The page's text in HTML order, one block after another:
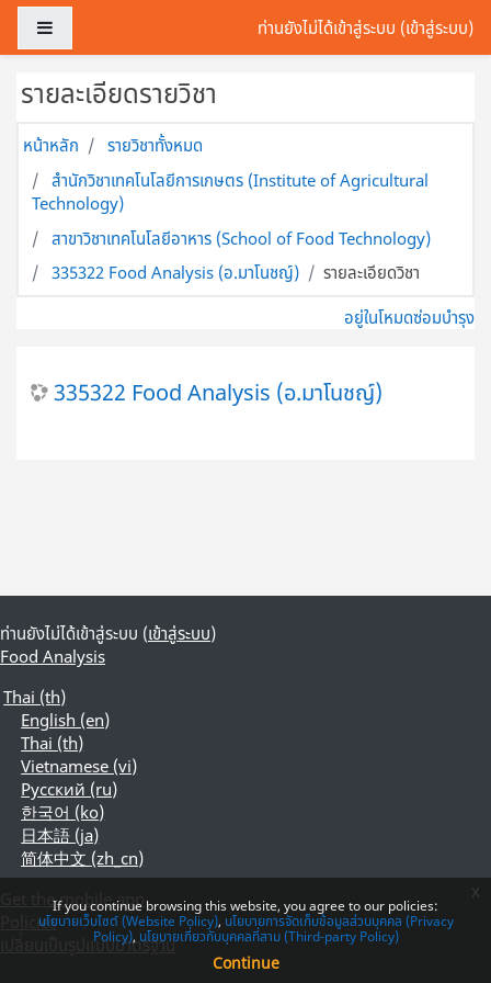
ข้ามไปที่เนื้อหาหลัก
ท่านยังไม่ได้เข้าสู่ระบบ (เข้าสู่ระบบ)
รายละเอียดรายวิชา
หน้าหลัก
รายวิชาทั้งหมด
สำนักวิชาเทคโนโลยีการเกษตร (Institute of Agricultural
Technology)
สาขาวิชาเทคโนโลยีอาหาร (School of Food Technology)
335322 Food Analysis (อ.มาโนชญ์)
รายละเอียดวิชา
อยู่ในโหมดซ่อมบำรุง
335322 Food Analysis (อ.มาโนชญ์)
ท่านยังไม่ได้เข้าสู่ระบบ (เข้าสู่ระบบ)
Food Analysis
Thai ‎(th)‎
English ‎(en)‎
Thai ‎(th)‎
Vietnamese ‎(vi)‎
Русский ‎(ru)‎
한국어 ‎(ko)‎
日本語 ‎(ja)‎
简体中文 ‎(zh_cn)‎
Get the mobile app
Policies
เปลี่ยนเป็นรูปแบบมาตรฐาน
If you continue browsing this website, you agree to our policies:
นโยบายเว็บไซต์ (Website Policy) นโยบายการจัดเก็บข้อมูลส่วนบุคคล (Privacy
Policy) นโยบายเกี่ยวกับบุคคลที่สาม (Third-party Policy)
Continue
x